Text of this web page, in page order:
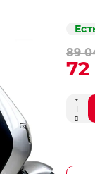
89